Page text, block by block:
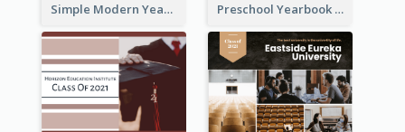
Simple Modern Yearbook Photo Book Preschool Yearbook Photo Book